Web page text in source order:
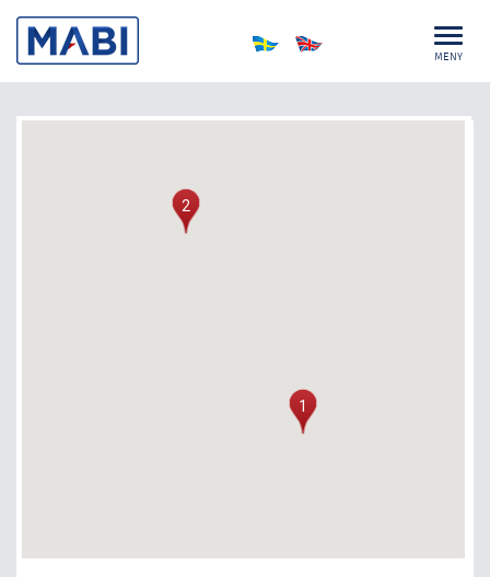
MENY
1
2